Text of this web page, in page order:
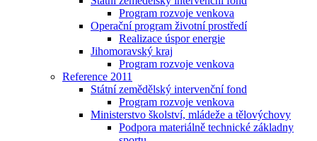
Program rozvoje venkova
Operační program životní prostředí
Realizace úspor energie
Jihomoravský kraj
Program rozvoje venkova
Reference 2011
Státní zemědělský intervenční fond
Program rozvoje venkova
Ministerstvo školství, mládeže a tělovýchovy
Podpora materiálně technické základny